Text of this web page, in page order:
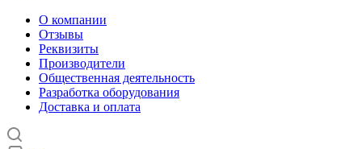
О компании
Отзывы
Реквизиты
Производители
Общественная деятельность
Разработка оборудования
Доставка и оплата